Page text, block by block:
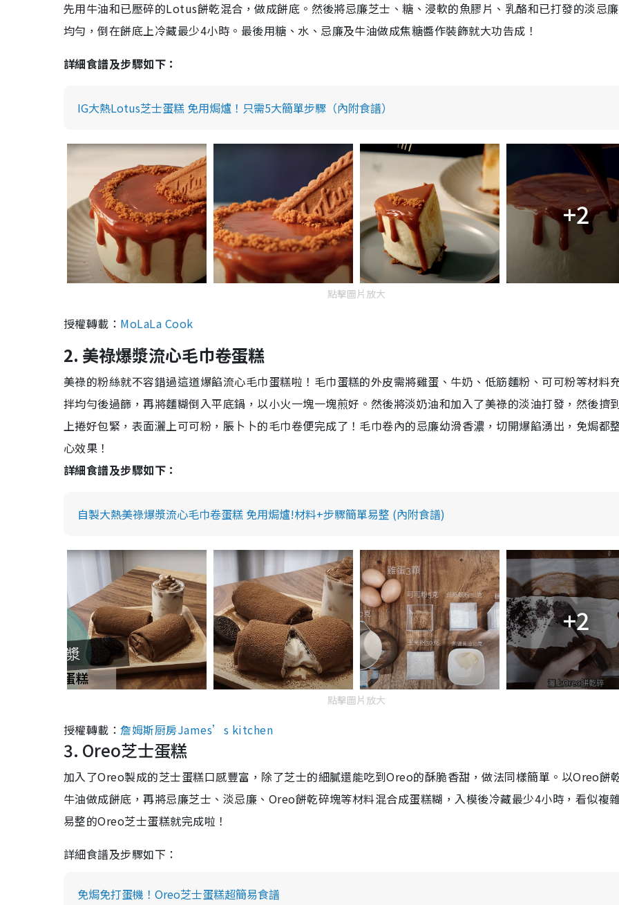
先用牛油和已壓碎的Lotus餅乾混合，做成餅底。然後將忌廉芝士、糖、浸軟的魚膠片、乳酪和已打發的淡忌
均勻，倒在餅底上冷藏最少4小時。 最後用糖、水、忌廉及牛油做成焦糖醬作裝飾就大功告成！
詳細食譜及步驟如下：
IG大熱Lotus芝士蛋糕 免用焗爐！只需5大簡單步驟（內附食譜）
+2
點擊圖片放大
授權轉載： MoLaLa Cook
2. 美祿爆漿流心毛巾卷蛋糕
美祿的粉絲就不容錯過這道爆餡流心毛巾蛋糕啦！毛巾蛋糕的外皮需將雞蛋、牛奶、低筋麵粉、可可粉等材料
拌均勻後過篩，再將麵糊倒入平底鍋，以小火一塊一塊煎好。然後將淡奶油和加入了美祿的淡油打發，然後擠
上捲好包緊，表面灑上可可粉，脹卜卜的毛巾卷便完成了！毛巾卷內的忌廉幼滑香濃，切開爆餡湧出，免焗都
心效果！
詳細食譜及步驟如下：
自製大熱美祿爆漿流心毛巾卷蛋糕 免用焗爐!材料+步驟簡單易整 (內附食譜)
+2
點擊圖片放大
授權轉載：詹姆斯厨房James’s kitchen
3. Oreo芝士蛋糕
加入了Oreo製成的芝士蛋糕口感豐富，除了芝士的細膩還能吃到Oreo的酥脆香甜，做法同樣簡單。以Oreo餅
牛油做成餅底，再將忌廉芝士、淡忌廉、Oreo餅乾碎塊等材料混合成蛋糕糊，入模後冷藏最少4小時，看似複
易整的Oreo芝士蛋糕就完成啦！
詳細食譜及步驟如下：
免焗免打蛋機！Oreo芝士蛋糕超簡易食譜